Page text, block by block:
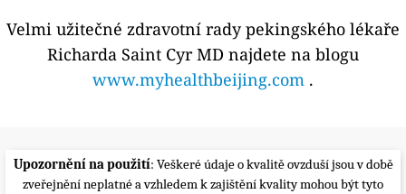
Velmi užitečné zdravotní rady pekingského lékaře
Richarda Saint Cyr MD najdete na blogu
www.myhealthbeijing.com .
Upozornění na použití: Veškeré údaje o kvalitě ovzduší jsou v době
zveřejnění neplatné a vzhledem k zajištění kvality mohou být tyto